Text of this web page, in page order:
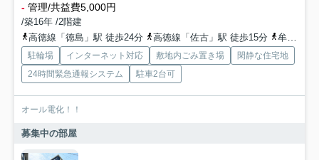
- 管理/共益費5,000円
/築16年 /2階建
高徳線「徳島」駅 徒歩24分
高徳線「佐古」駅 徒歩15分 牟岐線「阿波富田」駅 徒歩42分
駐輪場 インターネット対応 敷地内ごみ置き場
閑静な住宅地
24時間緊急通報システム
駐車2台可
オール電化！！
募集中の部屋